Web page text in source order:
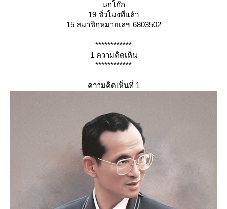
นกโก๊ก
19 ชั่วโมงที่แล้ว
15 สมาชิกหมายเลข 6803502
************
1 ความคิดเห็น
************
ความคิดเห็นที่ 1